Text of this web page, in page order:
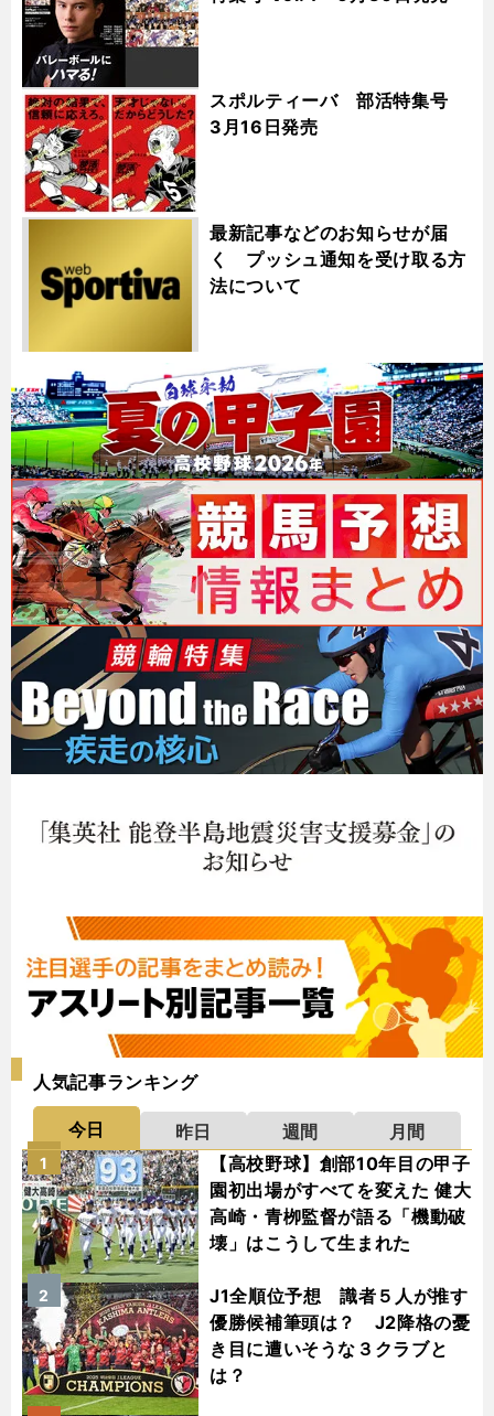
スポルティーバ 部活特集号
3月16日発売
最新記事などのお知らせが届
く プッシュ通知を受け取る方
法について
人気記事ランキング
今日 昨日 週間
月間
【高校野球】創部10年目の甲子
園初出場がすべてを変えた 健大
高崎・青栁監督が語る「機動破
壊」はこうして生まれた
1
J1全順位予想 識者５人が推す
優勝候補筆頭は？ J2降格の憂
き目に遭いそうな３クラブと
は？
2